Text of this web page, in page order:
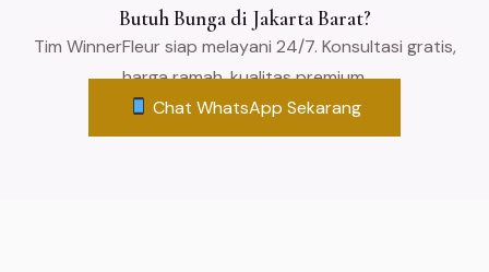
Butuh Bunga di Jakarta Barat?
Tim WinnerFleur siap melayani 24/7. Konsultasi gratis,
harga ramah, kualitas premium.
Chat WhatsApp Sekarang